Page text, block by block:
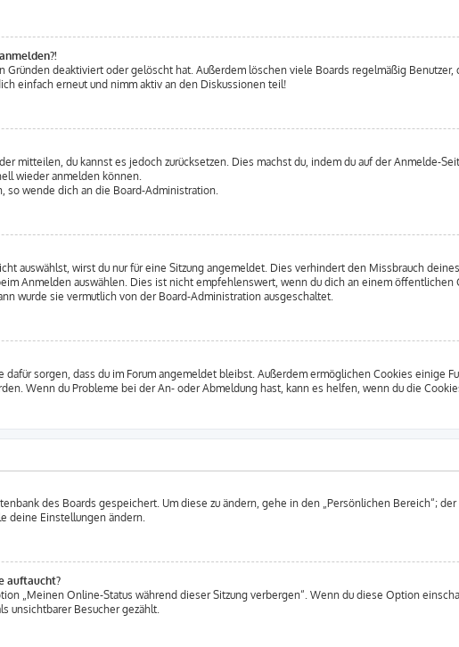
deaktiviert oder gelöscht hat. Außerdem löschen viele Boards regelmäßig
einfach erneut und nimm aktiv an den Diskussionen teil!
mitteilen, du kannst es jedoch zurücksetzen. Dies machst du, indem du auf der Anmelde-
wieder anmelden können.
so wende dich an die Board-Administration.
auswählst, wirst du nur für eine Sitzung angemeldet. Dies verhindert den Missbrauch
Anmelden auswählen. Dies ist nicht empfehlenswert, wenn du dich an einem öffentlichen
wurde sie vermutlich von der Board-Administration ausgeschaltet.
sorgen, dass du im Forum angemeldet bleibst. Außerdem ermöglichen Cookies einige
Wenn du Probleme bei der An- oder Abmeldung hast, kann es helfen, wenn du die
des Boards gespeichert. Um diese zu ändern, gehe in den „Persönlichen Bereich“;
deine Einstellungen ändern.
auftaucht?
„Meinen Online-Status während dieser Sitzung verbergen“. Wenn du diese Option
unsichtbarer Besucher gezählt.